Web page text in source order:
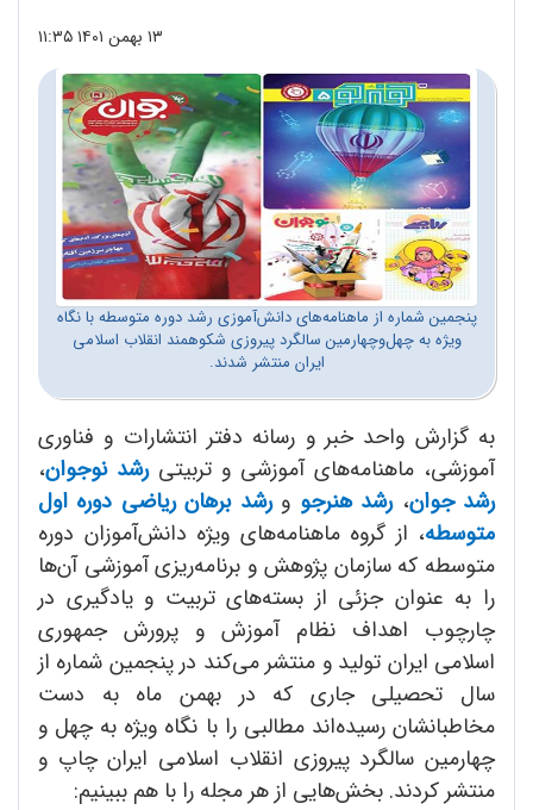
۱۳ بهمن ۱۴۰۱ ۱۱:۳۵
پنجمین شماره از ماهنامه‌های دانش‌آموزی رشد دوره متوسطه با نگاه
ویژه به چهل‌وچهارمین سالگرد پیروزی شکوهمند انقلاب اسلامی
ایران منتشر شدند.
به گزارش واحد خبر و رسانه دفتر انتشارات و فناوری
آموزشی، ماهنامه‌های آموزشی و تربیتیرشد نوجوان،
رشد جوان،رشد هنرجو ورشد برهان ریاضی دوره اول
متوسطه، از گروه ماهنامه‌های ویژه دانش‌آموزان دوره
متوسطه که سازمان پژوهش و برنامه‌ریزی آموزشی آن‌ها
را به عنوان جزئی از بسته‌های تربیت و یادگیری در
چارچوب اهداف نظام آموزش و پرورش جمهوری
اسلامی ایران تولید و منتشر می‌کند در پنجمین شماره از
سال تحصیلی جاری که در بهمن ماه به دست
مخاطبانشان رسیده‌اند مطالبی را با نگاه ویژه به چهل و
چهارمین سالگرد پیروزی انقلاب اسلامی ایران چاپ و
منتشر کردند. بخش‌هایی از هر مجله را با هم ببینیم: